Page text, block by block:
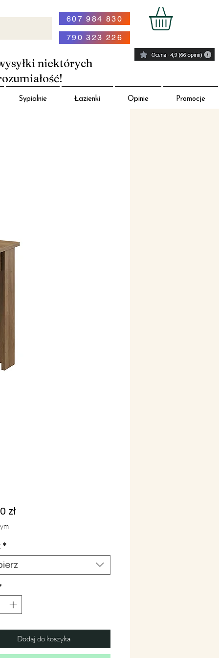
607 984 830
790 323 226
niektórych
Sypialnie Łazienki Opinie Promocje
złCena
*
Dodaj do koszyka